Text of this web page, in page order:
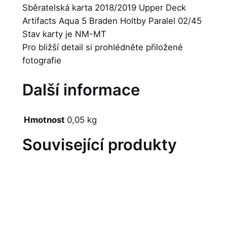
Sběratelská karta 2018/2019 Upper Deck
Artifacts Aqua 5 Braden Holtby Paralel 02/45
Stav karty je NM-MT
Pro bližší detail si prohlédněte přiložené
fotografie
Další informace
Hmotnost 0,05 kg
Související produkty